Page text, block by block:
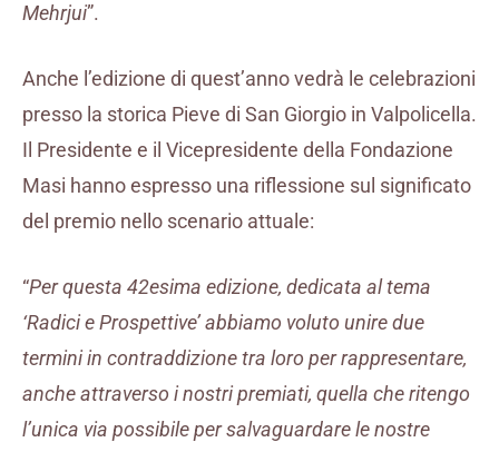
Mehrjui”.
Anche l’edizione di quest’anno vedrà le celebrazioni
presso la storica Pieve di San Giorgio in Valpolicella.
Il Presidente e il Vicepresidente della Fondazione
Masi hanno espresso una riflessione sul significato
del premio nello scenario attuale:
“Per questa 42esima edizione, dedicata al tema
‘Radici e Prospettive’ abbiamo voluto unire due
termini in contraddizione tra loro per rappresentare,
anche attraverso i nostri premiati, quella che ritengo
l’unica via possibile per salvaguardare le nostre